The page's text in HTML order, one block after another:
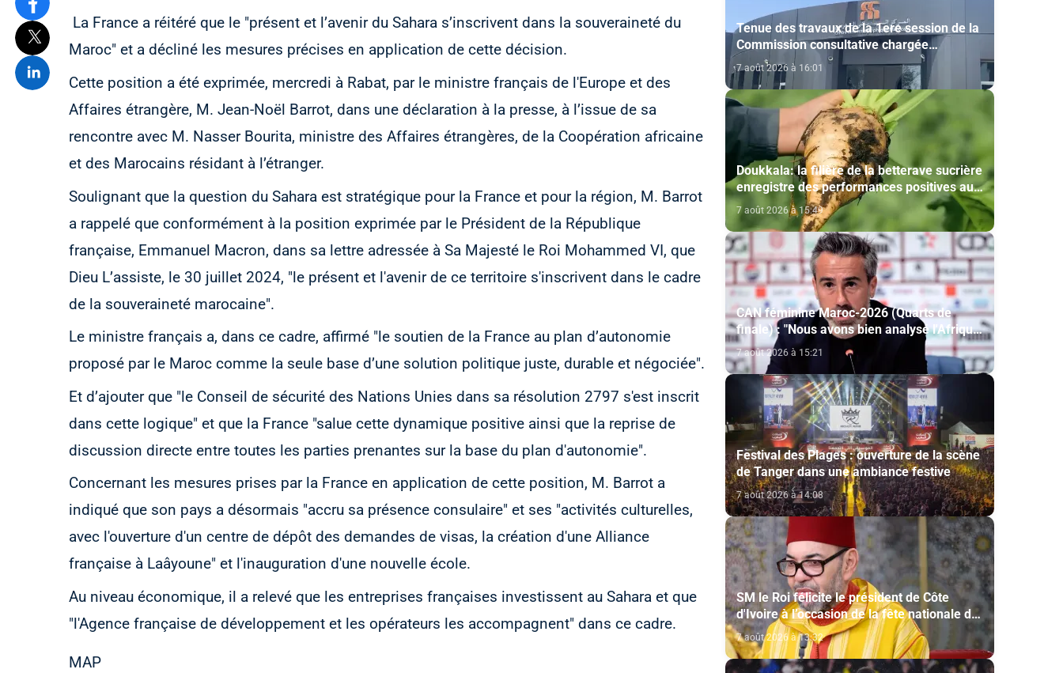
La France a réitéré que le "présent et l’avenir du Sahara s’inscrivent dans la souveraineté du
Maroc" et a décliné les mesures précises en application de cette décision.
Cette position a été exprimée, mercredi à Rabat, par le ministre français de l'Europe et des
Affaires étrangère, M. Jean-Noël Barrot, dans une déclaration à la presse, à l’issue de sa
rencontre avec M. Nasser Bourita, ministre des Affaires étrangères, de la Coopération africaine
et des Marocains résidant à l’étranger.
Soulignant que la question du Sahara est stratégique pour la France et pour la région, M. Barrot
a rappelé que conformément à la position exprimée par le Président de la République
française, Emmanuel Macron, dans sa lettre adressée à Sa Majesté le Roi Mohammed VI, que
Dieu L’assiste, le 30 juillet 2024, "le présent et l'avenir de ce territoire s'inscrivent dans le cadre
de la souveraineté marocaine".
Le ministre français a, dans ce cadre, affirmé "le soutien de la France au plan d’autonomie
proposé par le Maroc comme la seule base d’une solution politique juste, durable et négociée".
Et d’ajouter que "le Conseil de sécurité des Nations Unies dans sa résolution 2797 s'est inscrit
dans cette logique" et que la France "salue cette dynamique positive ainsi que la reprise de
discussion directe entre toutes les parties prenantes sur la base du plan d'autonomie".
Concernant les mesures prises par la France en application de cette position, M. Barrot a
indiqué que son pays a désormais "accru sa présence consulaire" et ses "activités culturelles,
avec l'ouverture d'un centre de dépôt des demandes de visas, la création d'une Alliance
française à Laâyoune" et l'inauguration d'une nouvelle école.
Au niveau économique, il a relevé que les entreprises françaises investissent au Sahara et que
"l'Agence française de développement et les opérateurs les accompagnent" dans ce cadre.
MAP
Tenue des travaux de la 1ere session de la
Commission consultative chargée
d’émettre un avis sur la délivrance de la
carte du professionnel du cinéma (CCM)
7 août 2026 à 16:01
Doukkala: la filière de la betterave sucrière
enregistre des performances positives au
titre de la campagne agricole 2025-2026
7 août 2026 à 15:49
CAN féminine Maroc-2026 (Quarts de
finale) : "Nous avons bien analysé l'Afrique
du Sud pour aller chercher la victoire"
(Jorge Vilda)
7 août 2026 à 15:21
Festival des Plages : ouverture de la scène
de Tanger dans une ambiance festive
7 août 2026 à 14:08
SM le Roi félicite le président de Côte
d'Ivoire à l’occasion de la fête nationale de
son pays
7 août 2026 à 13:32